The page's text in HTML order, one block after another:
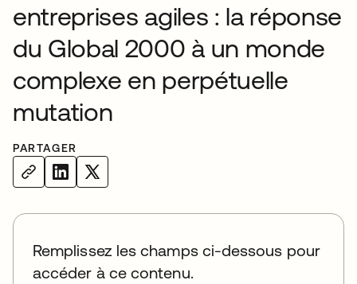
entreprises agiles : la réponse
du Global 2000 à un monde
complexe en perpétuelle
mutation
PARTAGER
Remplissez les champs ci-dessous pour
accéder à ce contenu.